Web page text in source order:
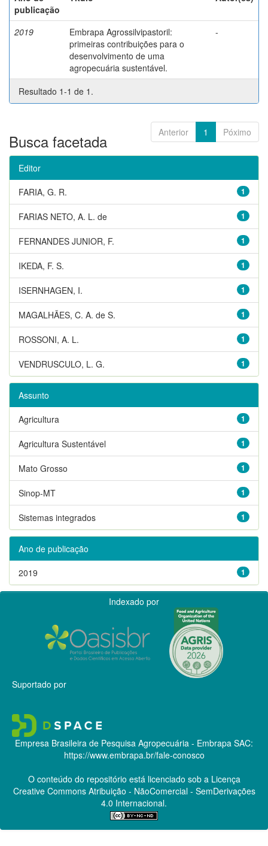
publicação
2019
Embrapa Agrossilvipastoril:
primeiras contribuições para o
desenvolvimento de uma
agropecuária sustentável.
-
Resultado 1-1 de 1.
Anterior 1 Póximo
Busca facetada
Editor
1
FARIA, G. R.
1
FARIAS NETO, A. L. de
1
FERNANDES JUNIOR, F.
1
IKEDA, F. S.
1
ISERNHAGEN, I.
1
MAGALHÃES, C. A. de S.
1
ROSSONI, A. L.
1
VENDRUSCULO, L. G.
Assunto
1
Agricultura
1
Agricultura Sustentável
1
Mato Grosso
1
Sinop-MT
1
Sistemas integrados
Ano de publicação
1
2019
Indexado por
Suportado por
Empresa Brasileira de Pesquisa Agropecuária - Embrapa SAC:
https://www.embrapa.br/fale-conosco
O conteúdo do repositório está licenciado sob a Licença
Creative CommonsAtribuição - NãoComercial - SemDerivações
4.0 Internacional.